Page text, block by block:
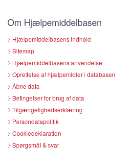
Om Hjælpemiddelbasen
Hjælpemiddelbasens indhold
Sitemap
Hjælpemiddelbasens anvendelse
Oprettelse af hjælpemidler i databasen
Åbne data
Betingelser for brug af data
Tilgængelighedserklæring
Persondatapolitik
Cookiedeklaration
Spørgsmål & svar